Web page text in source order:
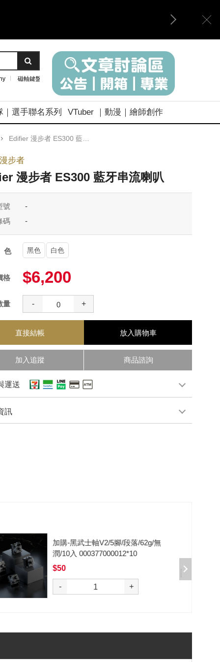
磁軸鍵盤
｜選手聯名系列 VTuber ｜動漫｜繪師創作
Edifier 漫步者 ES300 藍牙串流喇叭
步者
漫步者 ES300 藍牙串流喇叭
號
-
碼
-
色 黑色 白色
格 $6,200
量 - +
直接結帳 放入購物車
加入追蹤 商品諮詢
運送
訊
加購-剪刀石頭布猜拳鍵帽一盒四
入000385000289
$199